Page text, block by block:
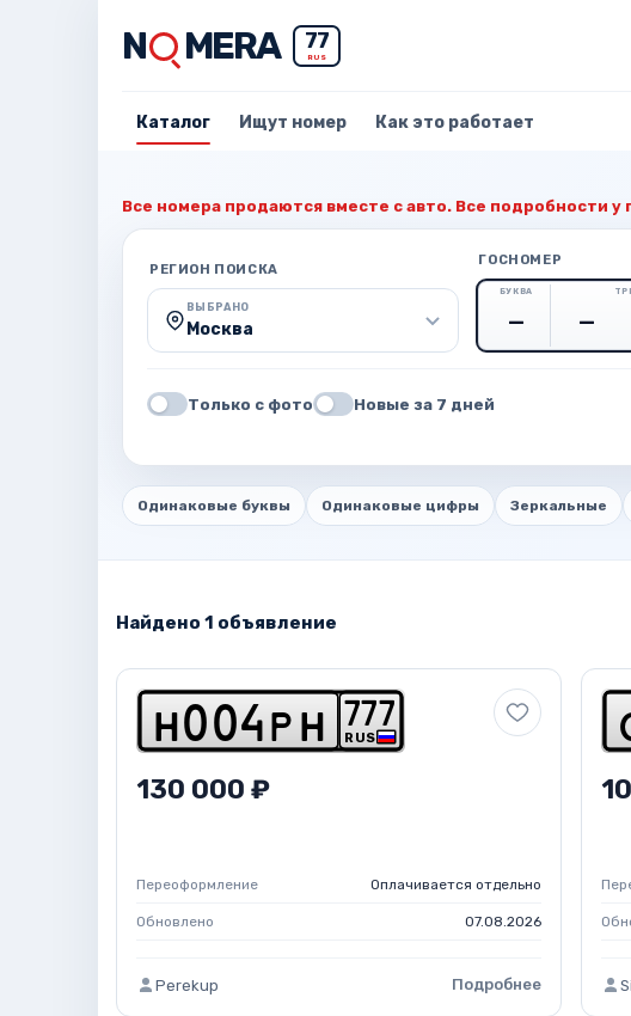
N MERA 77
RUS
Каталог Ищут номер Как это работает
Все номера продаются вместе с авто. Все подробности у
РЕГИОН ПОИСКА
ВЫБРАНО
Москва
ГОСНОМЕР
БУКВА
Только с фото Новые за 7 дней
Одинаковые буквы Одинаковые цифры Зеркальные
Найдено 1 объявление
h 0 04 p h RUS
7 7 7
130 000 ₽
Переоформление Оплачивается отдельно
Обновлено 07.08.2026
Perekup Подробнее